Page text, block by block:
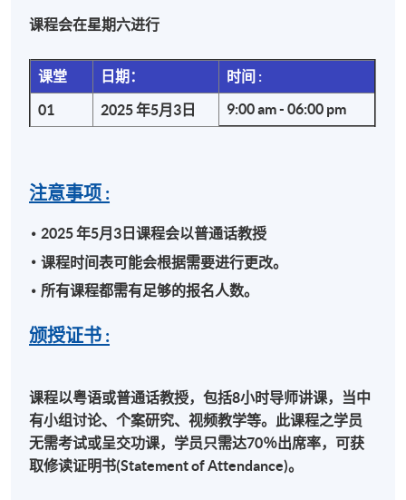
4. 如何策划出海印尼第一步 (Exercise 及互动环节)
检视现有产品或服务
分析印尼市场需求和机遇
法规税务考虑
宣传计划
5. 如何制定卓越有效的印尼市场营销计划
开展Tiktok直播
网红合作要点
成功及失败案例分享及嘉宾讲座
课程会在星期六进行
课堂 日期： 时间 :
01 2025 年5月3日 9:00 am - 06:00 pm
注意事项 :
2025 年5月3日课程会以普通话教授
课程时间表可能会根据需要进行更改。
所有课程都需有足够的报名人数。
颁授证书 :
课程以粤语或普通话教授，包括8小时导师讲课，当中
有小组讨论、个案研究、视频教学等。此课程之学员
无需考试或呈交功课，学员只需达70％出席率，可获
取修读证明书(Statement of Attendance)。